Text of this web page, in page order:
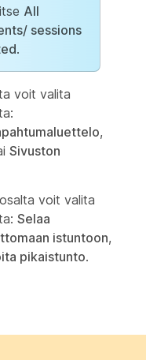
All
sessions
.
voit valita
,
Sivuston
voit valita
Selaa
istuntoon,
pikaistunto.